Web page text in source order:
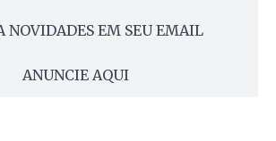
NOVIDADES EM SEU EMAIL
ANUNCIE AQUI